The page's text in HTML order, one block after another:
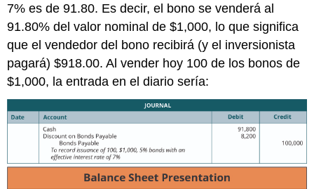
7% es de 91.80. Es decir, el bono se venderá al
91.80% del valor nominal de $1,000, lo que significa
que el vendedor del bono recibirá (y el inversionista
pagará) $918.00. Al vender hoy 100 de los bonos de
$1,000, la entrada en el diario sería: